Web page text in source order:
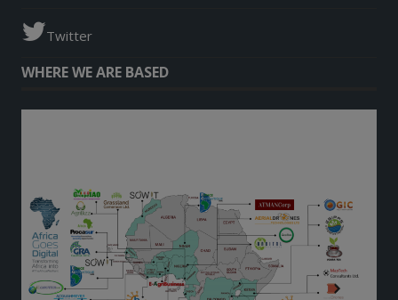
Twitter
WHERE WE ARE BASED